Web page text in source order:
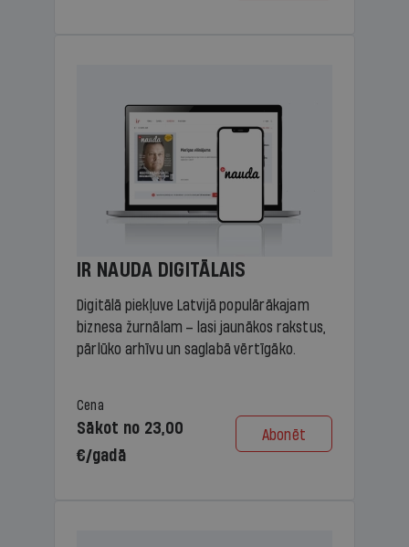
IR NAUDA DIGITĀLAIS
Digitālā piekļuve Latvijā populārākajam
biznesa žurnālam – lasi jaunākos rakstus,
pārlūko arhīvu un saglabā vērtīgāko.
Cena
Sākot no 23,00
€/gadā
Abonēt